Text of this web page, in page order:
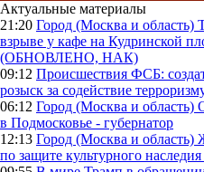
Актуальные материалы
21:20 Город (Москва и область)
взрыве у кафе на Кудринской
(ОБНОВЛЕНО, НАК)
09:12 Происшествия ФСБ:
розыск за содействие
06:12 Город (Москва и область)
в Подмосковье - губернатор
12:13 Город (Москва и область)
по защите культурного